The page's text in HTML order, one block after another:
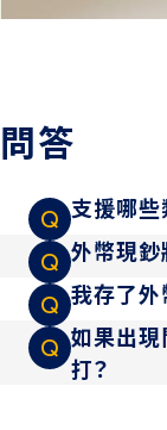
問答
支援哪些
外幣現鈔
我存了外
如果出現
打？